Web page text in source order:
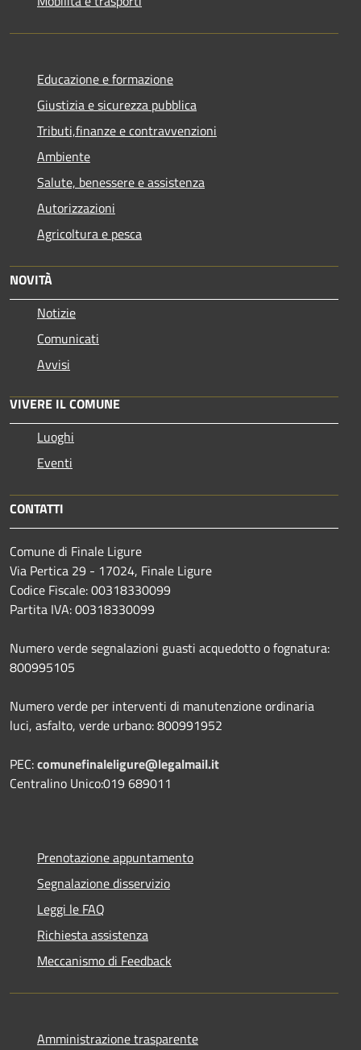
Educazione e formazione
Giustizia e sicurezza pubblica
Tributi,finanze e contravvenzioni
Ambiente
Salute, benessere e assistenza
Autorizzazioni
Agricoltura e pesca
NOVITÀ
Notizie
Comunicati
Avvisi
VIVERE IL COMUNE
Luoghi
Eventi
CONTATTI
Comune di Finale Ligure
Via Pertica 29 - 17024, Finale Ligure
Codice Fiscale: 00318330099
Partita IVA: 00318330099
Numero verde segnalazioni guasti acquedotto o fognatura:
800995105
Numero verde per interventi di manutenzione ordinaria
luci, asfalto, verde urbano: 800991952
PEC:comunefinaleligure@legalmail.it
Centralino Unico:019 689011
Prenotazione appuntamento
Segnalazione disservizio
Leggi le FAQ
Richiesta assistenza
Meccanismo di Feedback
Amministrazione trasparente